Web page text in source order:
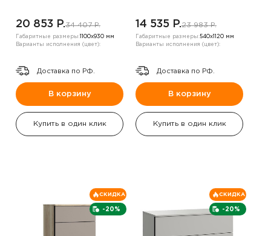
20 853 P.34 407 P.
Габаритные размеры: 1100х930 мм
Варианты исполнения (цвет):
Доставка по РФ.
В корзину
Купить в один клик
14 535 P.23 983 P.
Габаритные размеры:540х1120 мм
Варианты исполнения (цвет):
Доставка по РФ.
В корзину
Купить в один клик
-20%
СКИДКА
-20%
СКИДКА